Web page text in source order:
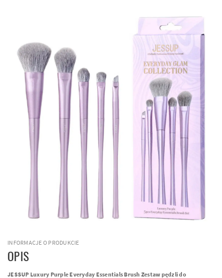
INFORMACJE O PRODUKCIE
OPIS
JESSUP Luxury Purple Everyday Essentials Brush Zestaw pędzli do